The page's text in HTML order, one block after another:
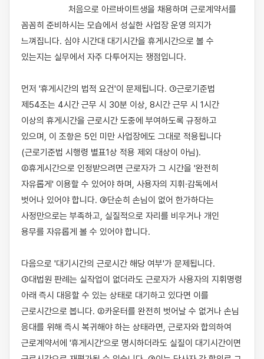
꼼꼼히 준비하시는 모습에서 성실한 사업장 운영 의지가
느껴집니다. 심야 시간대 대기시간을 휴게시간으로 볼 수
있는지는 실무에서 자주 다투어지는 쟁점입니다.
먼저 '휴게시간의 법적 요건'이 문제됩니다. ①근로기준법
제54조는 4시간 근무 시 30분 이상, 8시간 근무 시 1시간
이상의 휴게시간을 근로시간 도중에 부여하도록 규정하고
있으며, 이 조항은 5인 미만 사업장에도 그대로 적용됩니다
(근로기준법 시행령 별표1상 적용 제외 대상이 아님).
②휴게시간으로 인정받으려면 근로자가 그 시간을 '완전히
자유롭게' 이용할 수 있어야 하며, 사용자의 지휘·감독에서
벗어나 있어야 합니다. ③단순히 손님이 없어 한가하다는
사정만으로는 부족하고, 실질적으로 자리를 비우거나 개인
용무를 자유롭게 볼 수 있어야 합니다.
다음으로 '대기시간의 근로시간 해당 여부'가 문제됩니다.
①대법원 판례는 실작업이 없더라도 근로자가 사용자의 지휘명령
아래 즉시 대응할 수 있는 상태로 대기하고 있다면 이를
근로시간으로 봅니다. ②카운터를 완전히 벗어날 수 없거나 손님
응대를 위해 즉시 복귀해야 하는 상태라면, 근로자와 합의하여
근로계약서에 '휴게시간'으로 명시하더라도 실질이 대기시간이면